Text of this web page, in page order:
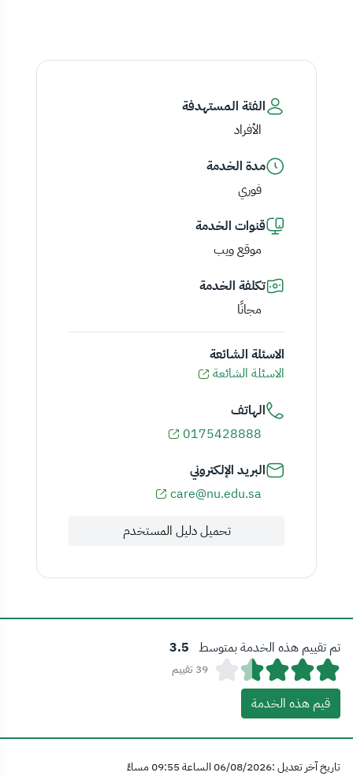
الفئة المستهدفة
الأفراد
مدة الخدمة
فوري
قنوات الخدمة
موقع ويب
تكلفة الخدمة
مجانًا
الاسئلة الشائعة
الاسئلة الشائعة
الهاتف
0175428888
البريد الإلكتروني
care@nu.edu.sa
تحميل دليل المستخدم
تم تقييم هذه الخدمة بمتوسط 3.5
39 تقييم
قيم هذه الخدمة
تاريخ آخر تعديل :06/08/2026 الساعة 09:55 مساءً